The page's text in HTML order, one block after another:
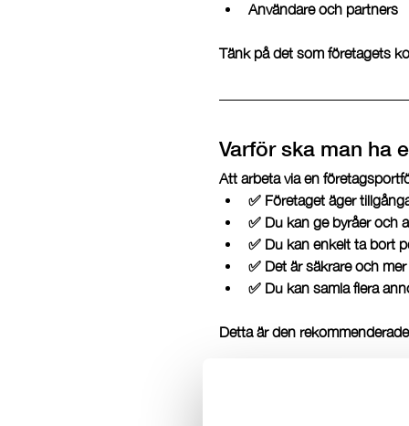
Användare och partners
Tänk på det som företagets
Varför ska man ha
Att arbeta via en
✅ Företaget äger
✅ Du kan ge byråer och
✅ Du kan enkelt ta bort
✅ Det är säkrare och
✅ Du kan samla flera
Detta är den